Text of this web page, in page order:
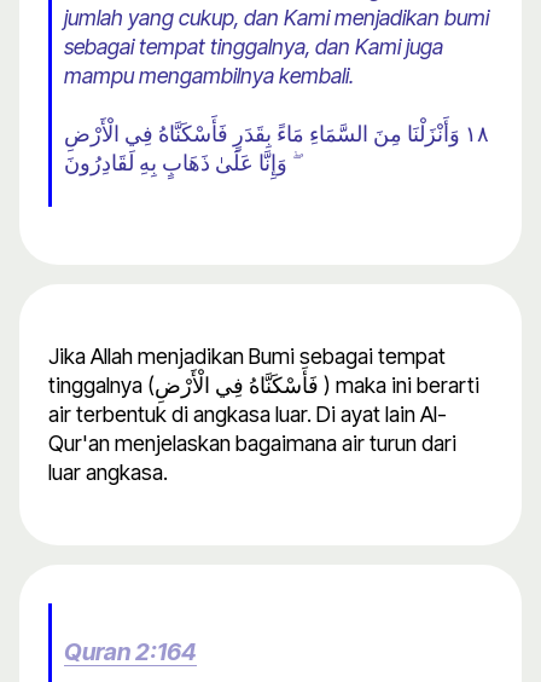
jumlah yang cukup, dan Kami menjadikan bumi
sebagai tempat tinggalnya, dan Kami juga
mampu mengambilnya kembali.
١٨ وَأَنْزَلْنَا مِنَ السَّمَاءِ مَاءً بِقَدَرٍ فَأَسْكَنَّاهُ فِي الْأَرْضِ
ۖ وَإِنَّا عَلَىٰ ذَهَابٍ بِهِ لَقَادِرُونَ
Jika Allah menjadikan Bumi sebagai tempat
tinggalnya (فَأَسْكَنَّاهُ فِي الْأَرْضِ ) maka ini berarti
air terbentuk di angkasa luar. Di ayat lain Al-
Qur'an menjelaskan bagaimana air turun dari
luar angkasa.
Quran 2:164